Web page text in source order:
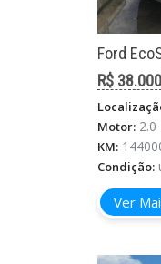
Ford
R$ 38.000
Motor:
KM:
Condição:
Ver